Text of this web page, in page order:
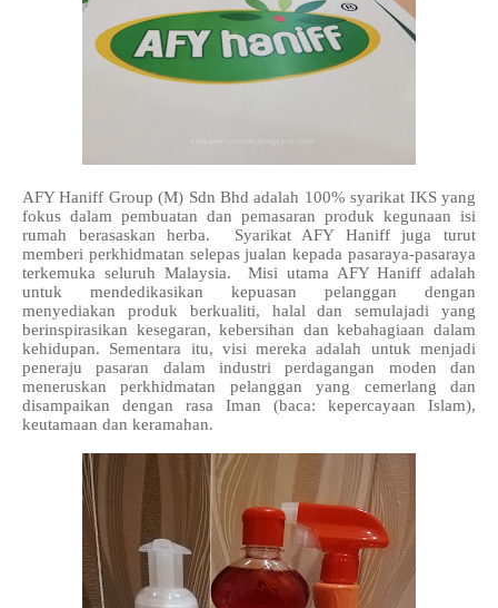
AFY Haniff Group (M) Sdn Bhd adalah 100% syarikat IKS yang
fokus dalam pembuatan dan pemasaran produk kegunaan isi
rumah berasaskan herba. Syarikat AFY Haniff juga turut
memberi perkhidmatan selepas jualan kepada pasaraya-pasaraya
terkemuka seluruh Malaysia. Misi utama AFY Haniff adalah
untuk mendedikasikan kepuasan pelanggan dengan
menyediakan produk berkualiti, halal dan semulajadi yang
berinspirasikan kesegaran, kebersihan dan kebahagiaan dalam
kehidupan. Sementara itu, visi mereka adalah untuk menjadi
peneraju pasaran dalam industri perdagangan moden dan
meneruskan perkhidmatan pelanggan yang cemerlang dan
disampaikan dengan rasa Iman (baca: kepercayaan Islam),
keutamaan dan keramahan.